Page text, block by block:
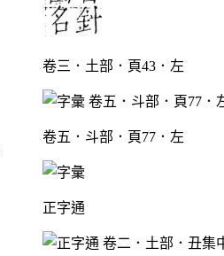
卷三．土部．頁43．左
卷五．斗部．頁77．左
正字通